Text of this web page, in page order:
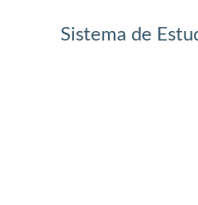
Sistema de